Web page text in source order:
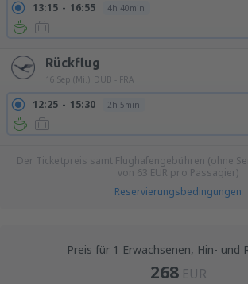
13:15 16:55 4h 40min
Rückflug
16 Sep (Mi.) DUB - FRA
12:25 15:30 2h 5min
Der Ticketpreis samt Flughafengebühren (ohne
von 63 EUR pro Passagier)
Reservierungsbedingungen
Preis für 1 Erwachsenen, Hin- und
268 EUR